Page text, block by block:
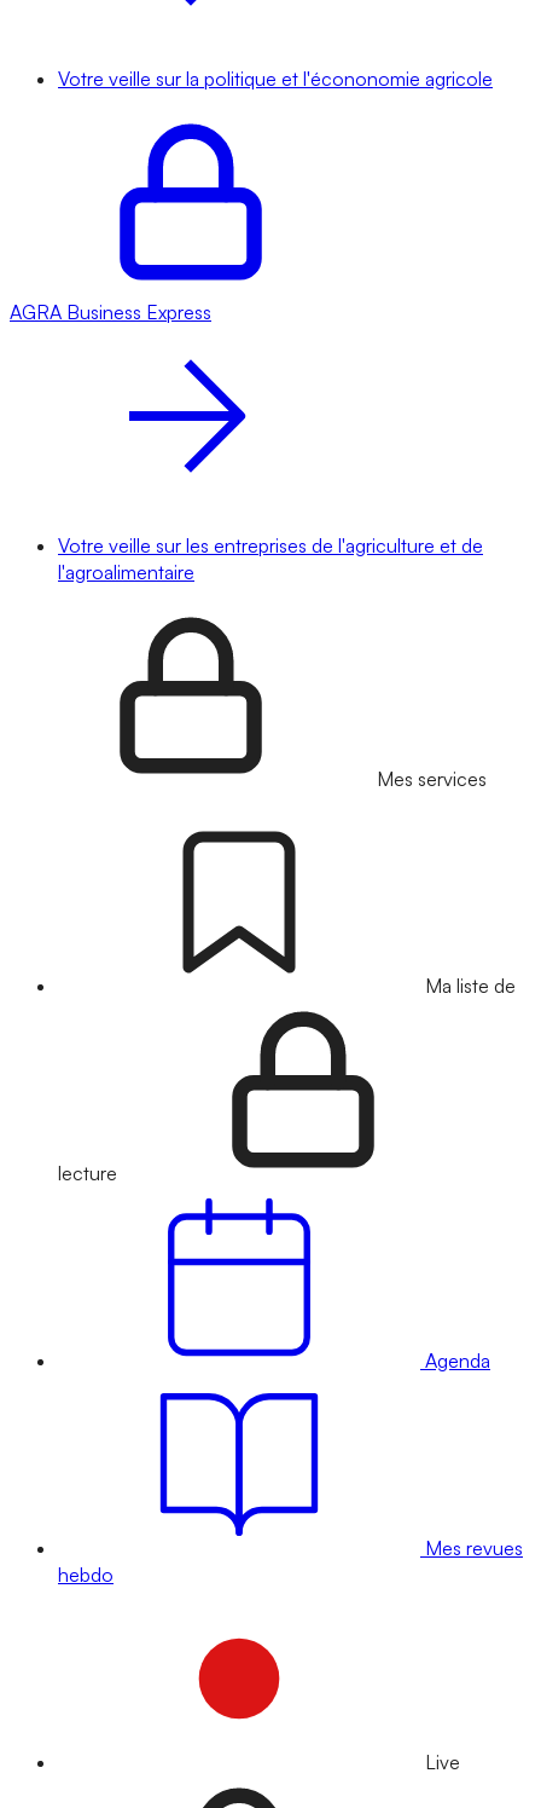
Votre veille sur la politique et l'écononomie agricole
AGRA Business Express
Votre veille sur les entreprises de l'agriculture et de
l'agroalimentaire
Mes services
Ma liste de
lecture
Agenda
Mes revues
hebdo
Live